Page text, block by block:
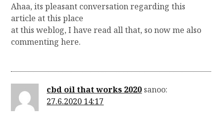
Ahaa, its pleasant conversation regarding this
article at this place
at this weblog, I have read all that, so now me also
commenting here.
cbd oil that works 2020 sanoo:
27.6.2020 14:17